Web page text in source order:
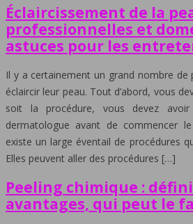
Éclaircissement de la
professionnelles et
astuces pour les
Il y a certainement un grand nombre de
éclaircir leur peau. Tout d’abord, vous
soit la procédure, vous devez avoir
dermatologue avant de commencer
existe un large éventail de procédures
Elles peuvent aller des procédures […]
Peeling chimique :
avantages, qui peut le